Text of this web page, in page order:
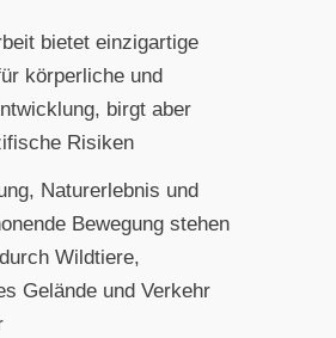
bietet einzigartige
körperliche und
birgt aber
Risiken
Naturerlebnis und
Bewegung stehen
Wildtiere,
Gelände und Verkehr